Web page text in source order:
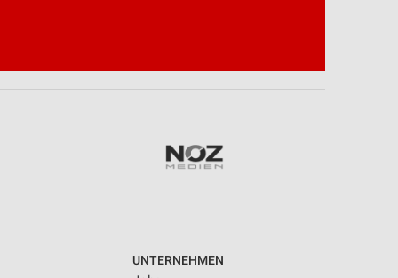
UNTERNEHMEN